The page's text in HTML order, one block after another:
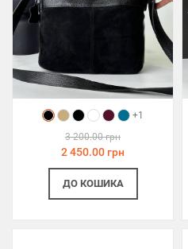
+1
3 200.00 грн
2 450.00 грн
ДО КОШИКА